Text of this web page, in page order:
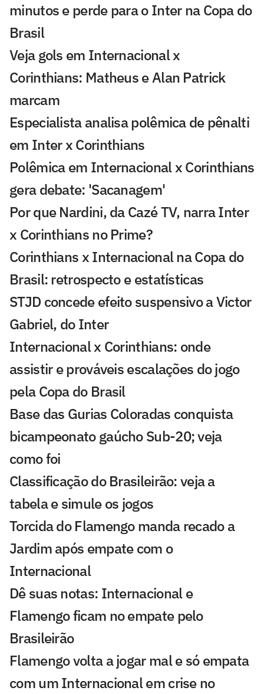
minutos e perde para o Inter na Copa do
Brasil
Veja gols em Internacional x
Corinthians: Matheus e Alan Patrick
marcam
Especialista analisa polêmica de pênalti
em Inter x Corinthians
Polêmica em Internacional x Corinthians
gera debate: 'Sacanagem'
Por que Nardini, da Cazé TV, narra Inter
x Corinthians no Prime?
Corinthians x Internacional na Copa do
Brasil: retrospecto e estatísticas
STJD concede efeito suspensivo a Victor
Gabriel, do Inter
Internacional x Corinthians: onde
assistir e prováveis escalações do jogo
pela Copa do Brasil
Base das Gurias Coloradas conquista
bicampeonato gaúcho Sub-20; veja
como foi
Classificação do Brasileirão: veja a
tabela e simule os jogos
Torcida do Flamengo manda recado a
Jardim após empate com o
Internacional
Dê suas notas: Internacional e
Flamengo ficam no empate pelo
Brasileirão
Flamengo volta a jogar mal e só empata
com um Internacional em crise no